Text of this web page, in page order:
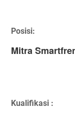
Posisi:
Mitra
Kualifikasi :